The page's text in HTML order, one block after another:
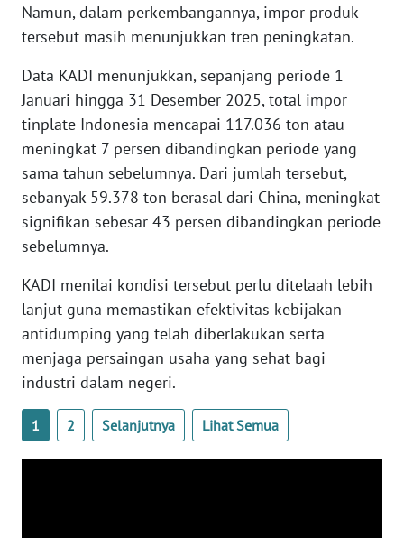
Namun, dalam perkembangannya, impor produk
tersebut masih menunjukkan tren peningkatan.
Data KADI menunjukkan, sepanjang periode 1
Januari hingga 31 Desember 2025, total impor
tinplate Indonesia mencapai 117.036 ton atau
meningkat 7 persen dibandingkan periode yang
sama tahun sebelumnya. Dari jumlah tersebut,
sebanyak 59.378 ton berasal dari China, meningkat
signifikan sebesar 43 persen dibandingkan periode
sebelumnya.
KADI menilai kondisi tersebut perlu ditelaah lebih
lanjut guna memastikan efektivitas kebijakan
antidumping yang telah diberlakukan serta
menjaga persaingan usaha yang sehat bagi
industri dalam negeri.
1 2 Selanjutnya Lihat Semua
WN
PAPUA
WN
RIAU
WN
SERAMBI
WN
JAMBI
SULTRA
WN
NTB
WN